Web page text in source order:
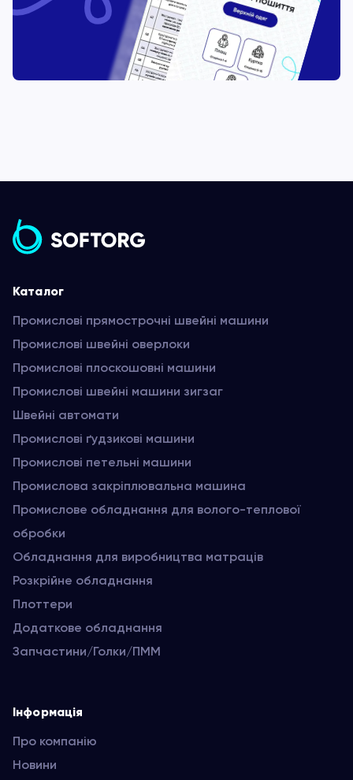
Каталог
Промислові прямострочні швейні машини
Промислові швейні оверлоки
Промислові плоскошовні машини
Промислові швейні машини зигзаг
Швейні автомати
Промислові ґудзикові машини
Промислові петельні машини
Промислова закріплювальна машина
Промислове обладнання для волого-теплової
обробки
Обладнання для виробництва матраців
Розкрійне обладнання
Плоттери
Додаткове обладнання
Запчастини/Голки/ПММ
Інформація
Про компанію
Новини